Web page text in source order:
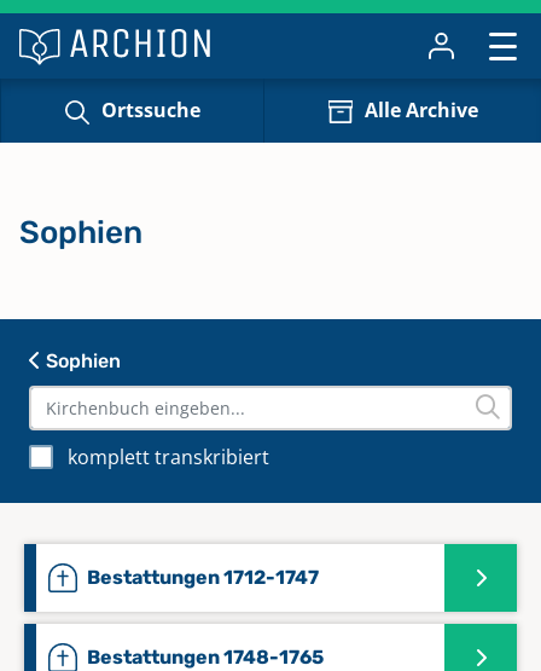
Ortssuche Alle Archive
Sophien
komplett transkribiert
Bestattungen 1712-1747
Bestattungen 1748-1765
Sophien